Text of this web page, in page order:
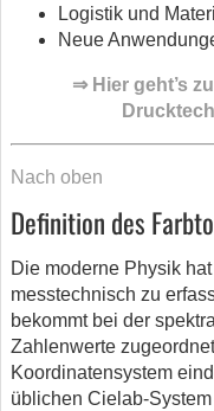
Logistik und
Neue
⇒ Hier geht’s
Nach oben
Definition des
Die moderne Physik
messtechnisch zu
bekommt bei der
Zahlenwerte
Koordinatensystem
üblichen Cielab-